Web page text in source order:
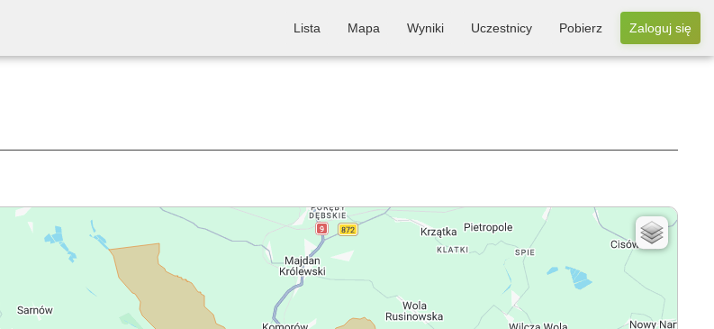
Lista Mapa Wyniki Uczestnicy Pobierz Zaloguj się